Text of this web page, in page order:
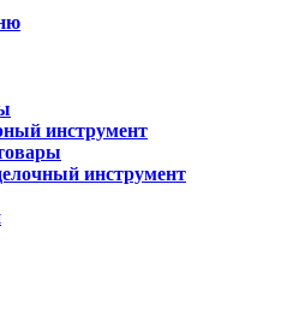
инструмент
инструмент